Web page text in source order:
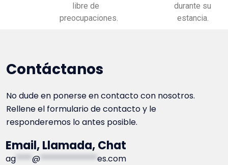
libre de
preocupaciones.
durante su
estancia.
Contáctanos
No dude en ponerse en contacto con nosotros.
Rellene el formulario de contacto y le
responderemos lo antes posible.
Email, Llamada, Chat
ag****@**************es.com